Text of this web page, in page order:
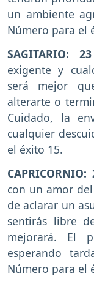
un ambiente
Número para el
SAGITARIO:
exigente y
será mejor
alterarte o
Cuidado, la
cualquier
el éxito 15.
CAPRICORNIO:
con un amor
de aclarar un
sentirás libre
mejorará. El
esperando
Número para el